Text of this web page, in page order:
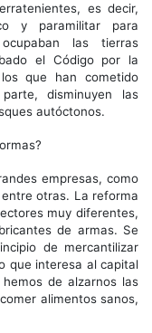
es decir,
y paramilitar para
las tierras
el Código por la
que han cometido
disminuyen las
autóctonos.
empresas, como
otras. La reforma
muy diferentes,
de armas. Se
de mercantilizar
que interesa al capital
de alzarnos las
alimentos sanos,